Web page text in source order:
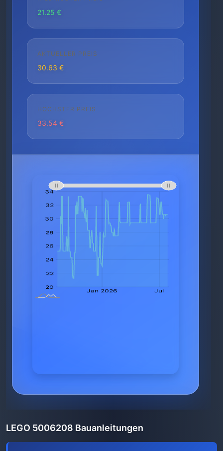
21.25 €
AKTUELLER PREIS
30.63 €
HÖCHSTER PREIS
33.54 €
LEGO 5006208 Bauanleitungen